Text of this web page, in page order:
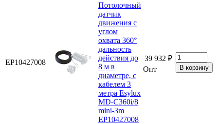
EP10427008
Потолочный
датчик
движения с
углом
охвата 360°
дальность
действия до
8 м в
диаметре, с
кабелем 3
метра Esylux
MD-C360i/8
mini-3m
EP10427008
39 932 ₽
Опт